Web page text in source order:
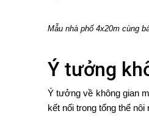
Mẫu nhà phố 4x20m cùng
Ý tưởng
Ý tưởng về không gian
kết nối trong tổng thể